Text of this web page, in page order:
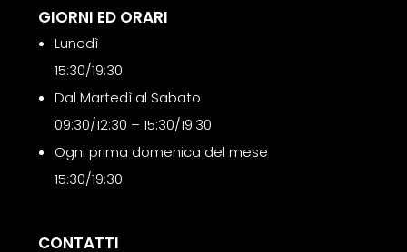
GIORNI ED ORARI
Lunedì
15:30/19:30
Dal Martedì al Sabato
09:30/12:30 – 15:30/19:30
Ogni prima domenica del mese
15:30/19:30
CONTATTI